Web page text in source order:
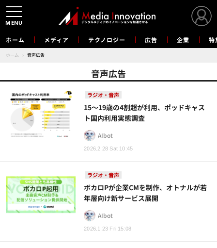
ホーム メディア テクノロジー 広告 企業 特
ホーム › 音声広告
音声広告
ラジオ・音声
2026.2.28 Sat 10:45
15～19歳の4割超が利用、ポッドキャス
ト国内利用実態調査
AIbot
ラジオ・音声
2026.1.23 Fri 15:08
ボカロPが企業CMを制作、オトナルが若
年層向け新サービス展開
AIbot
MENU